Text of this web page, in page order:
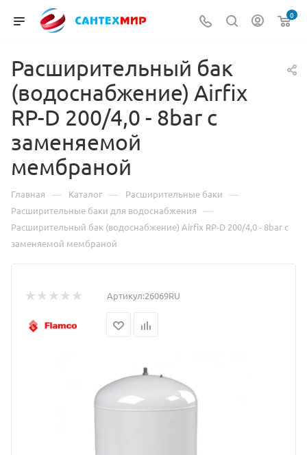
0
Расширительный бак
(водоснабжение) Airfix
RP-D 200/4,0 - 8bar с
заменяемой
мембраной
Главная — Каталог — Расширительные баки —
Расширительные баки для водоснабжения —
Расширительный бак (водоснабжение) Airfix RP-D 200/4,0 - 8bar с
заменяемой мембраной
Артикул:26069RU